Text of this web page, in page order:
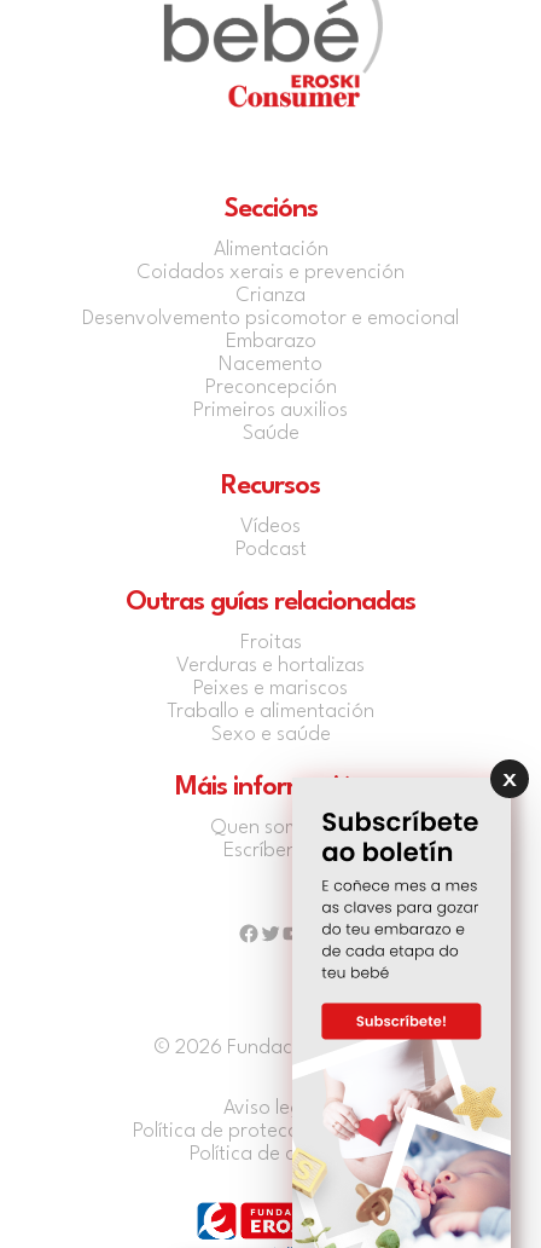
Seccións
Alimentación
Coidados xerais e prevención
Crianza
Desenvolvemento psicomotor e emocional
Embarazo
Nacemento
Preconcepción
Primeiros auxilios
Saúde
Recursos
Vídeos
Podcast
Outras guías relacionadas
Froitas
Verduras e hortalizas
Peixes e mariscos
Traballo e alimentación
Sexo e saúde
Máis información
Quen somos?
Escríbenos
Facebook
Twitter
YouTube
© 2026 Fundación EROSKI
Aviso legal
Política de protección de datos
Política de cookies